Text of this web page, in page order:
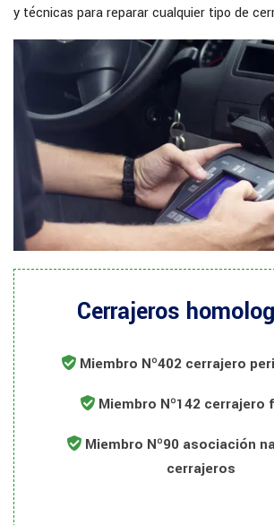
y técnicas para reparar cualquier tipo de
Cerrajeros
Miembro Nº402 cerrajero
Miembro Nº142 cerrajero
Miembro Nº90 asociación
cerrajeros